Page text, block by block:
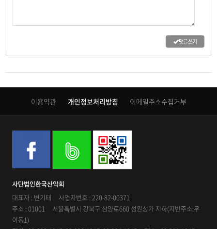
댓글 쓰기
이용약관 개인정보처리방침 이메일주소수집거부
사단법인한국산악회
대표자 : 변기태 사업자번호 : 220-82-00371
주소 : 01001 서울특별시 강북구 삼양로660 성원상가 지하(지번주소:우
이동1)